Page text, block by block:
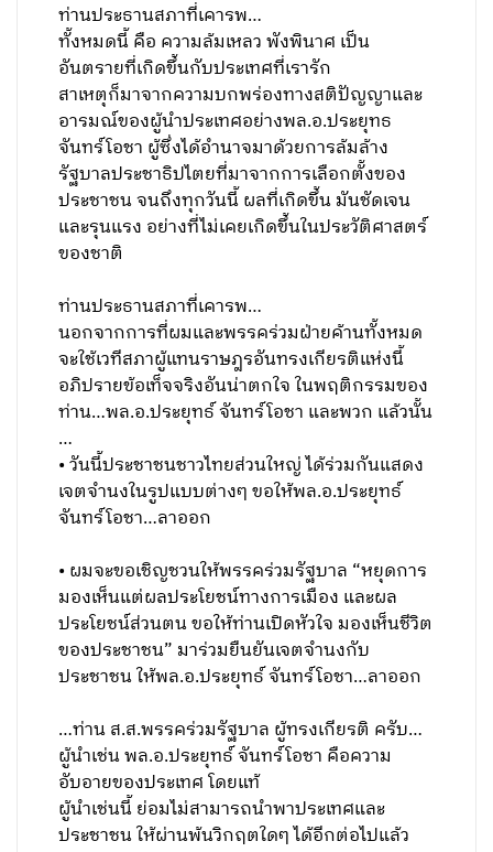
ท่านประธานสภาที่เคารพ…
ทั้งหมดนี้ คือ ความล้มเหลว พังพินาศ เป็น
อันตรายที่เกิดขึ้นกับประเทศที่เรารัก
สาเหตุก็มาจากความบกพร่องทางสติปัญญาและ
อารมณ์ของผู้นำประเทศอย่างพล.อ.ประยุทธ
จันทร์โอชา ผู้ซึ่งได้อำนาจมาด้วยการล้มล้าง
รัฐบาลประชาธิปไตยที่มาจากการเลือกตั้งของ
ประชาชน จนถึงทุกวันนี้ ผลที่เกิดขึ้น มันชัดเจน
และรุนแรง อย่างที่ไม่เคยเกิดขึ้นในประวัติศาสตร์
ของชาติ
ท่านประธานสภาที่เคารพ…
นอกจากการที่ผมและพรรคร่วมฝ่ายค้านทั้งหมด
จะใช้เวทีสภาผู้แทนราษฎรอันทรงเกียรติแห่งนี้
อภิปรายข้อเท็จจริงอันน่าตกใจ ในพฤติกรรมของ
ท่าน…พล.อ.ประยุทธ์ จันทร์โอชา และพวก แล้วนั้น
…
• วันนี้ประชาชนชาวไทยส่วนใหญ่ ได้ร่วมกันแสดง
เจตจำนงในรูปแบบต่างๆ ขอให้พล.อ.ประยุทธ์
จันทร์โอชา…ลาออก
• ผมจะขอเชิญชวนให้พรรคร่วมรัฐบาล “หยุดการ
มองเห็นแต่ผลประโยชน์ทางการเมือง และผล
ประโยชน์ส่วนตน ขอให้ท่านเปิดหัวใจ มองเห็นชีวิต
ของประชาชน” มาร่วมยืนยันเจตจำนงกับ
ประชาชน ให้พล.อ.ประยุทธ์ จันทร์โอชา…ลาออก
…ท่าน ส.ส.พรรคร่วมรัฐบาล ผู้ทรงเกียรติ ครับ…
ผู้นำเช่น พล.อ.ประยุทธ์ จันทร์โอชา คือความ
อับอายของประเทศ โดยแท้
ผู้นำเช่นนี้ ย่อมไม่สามารถนำพาประเทศและ
ประชาชน ให้ผ่านพ้นวิกฤตใดๆ ได้อีกต่อไปแล้ว